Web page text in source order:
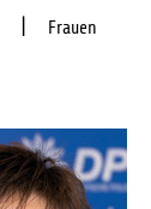
Frauen